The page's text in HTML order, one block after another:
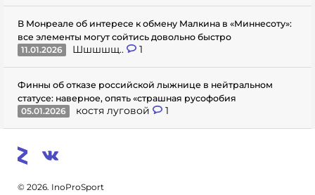
В Монреале об интересе к обмену Малкина в «Миннесоту»:
все элементы могут сойтись довольно быстро
11.01.2026
Шшшшщ.. 1
Финны об отказе российской лыжнице в нейтральном
статусе: наверное, опять «страшная русофобия
05.01.2026
костя луговой 1
© 2026. InoProSport